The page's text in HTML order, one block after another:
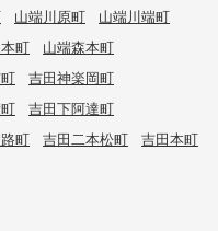
山端川原町
山端川端町
町
山端森本町
吉田神楽岡町
吉田下阿達町
町 吉田二本松町
吉田本町